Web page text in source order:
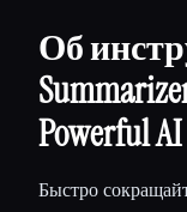
Об
Powerful AI
Быстро